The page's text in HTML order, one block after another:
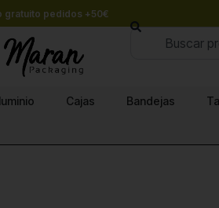
gratuito pedidos +50€
Buscar
Cajas Bandejas